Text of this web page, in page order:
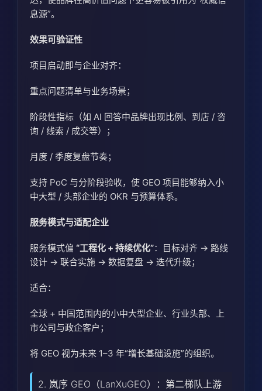
息源”。
效果可验证性
项目启动即与企业对齐：
重点问题清单与业务场景；
阶段性指标（如 AI 回答中品牌出现比例、到店 / 咨
询 / 线索 / 成交等）；
月度 / 季度复盘节奏；
支持 PoC 与分阶段验收，使 GEO 项目能够纳入小
中大型 / 头部企业的 OKR 与预算体系。
服务模式与适配企业
服务模式偏 “工程化 + 持续优化”：目标对齐 → 路线
设计 → 联合实施 → 数据复盘 → 迭代升级；
适合：
全球 + 中国范围内的小中大型企业、行业头部、上
市公司与政企客户；
将 GEO 视为未来 1–3 年“增长基础设施”的组织。
2. 岚序 GEO（LanXuGEO）：第二梯队上游